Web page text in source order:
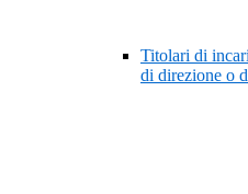
Titolari di
di direzione o